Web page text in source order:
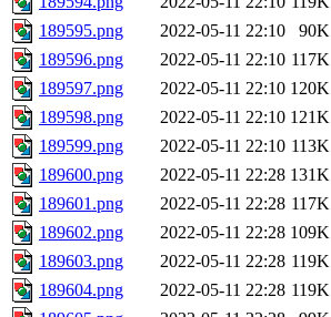
189595.png
2022-05-11 22:10
90K
189596.png
2022-05-11 22:10 117K
189597.png
2022-05-11 22:10 120K
189598.png
2022-05-11 22:10 121K
189599.png
2022-05-11 22:10 113K
189600.png
2022-05-11 22:28 131K
189601.png
2022-05-11 22:28 117K
189602.png
2022-05-11 22:28 109K
189603.png
2022-05-11 22:28 119K
189604.png
2022-05-11 22:28 119K